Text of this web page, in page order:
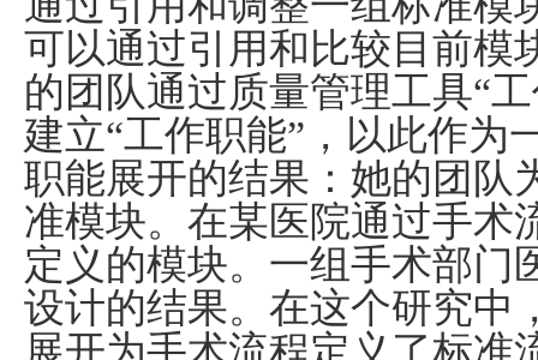
可以通过引用和比较目前模
的团队通过质量管理工具“
建立“工作职能”，以此作为
职能展开的结果：她的团队
准模块。在某医院通过手术
定义的模块。一组手术部门
设计的结果。在这个研究中
展开为手术流程定义了标准